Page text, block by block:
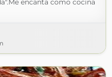
encanta como cocina